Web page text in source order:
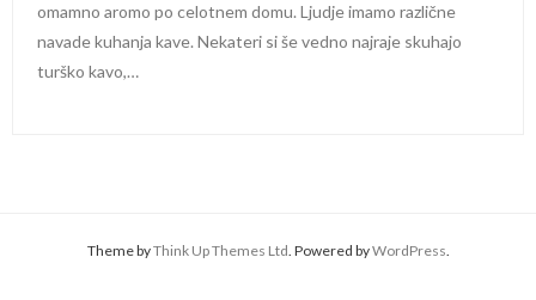
omamno aromo po celotnem domu. Ljudje imamo različne
navade kuhanja kave. Nekateri si še vedno najraje skuhajo
turško kavo,…
Theme byThink Up Themes Ltd. Powered byWordPress.